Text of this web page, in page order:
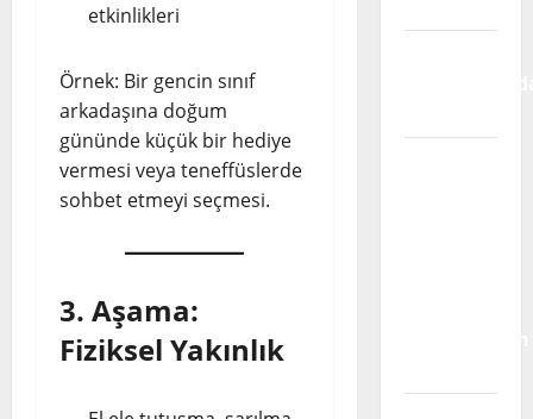
etkinlikleri
Örnek: Bir gencin sınıf
arkadaşına doğum
gününde küçük bir hediye
vermesi veya teneffüslerde
sohbet etmeyi seçmesi.
3. Aşama:
Fiziksel Yakınlık